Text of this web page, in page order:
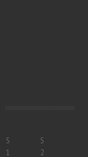
S
S
1
2